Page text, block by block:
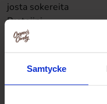
Samtycke
josta sokereita
Proteiini
Suola
Tuotteiden sisältöön
tuotetiedot aina